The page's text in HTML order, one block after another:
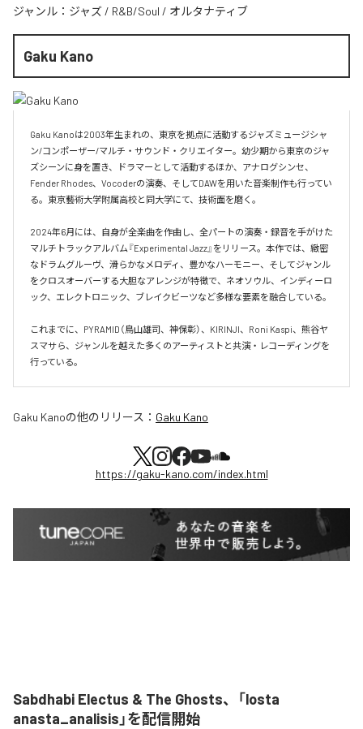
ジャンル： ジャズ / R&B/Soul / オルタナティブ
Gaku Kano
Gaku Kanoは2003年生まれの、東京を拠点に活動するジャズミュージシャ
ン/コンポーザー/マルチ・サウンド・クリエイター。幼少期から東京のジャ
ズシーンに身を置き、ドラマーとして活動するほか、アナログシンセ、
Fender Rhodes、Vocoderの演奏、そしてDAWを用いた音楽制作も行ってい
る。東京藝術大学附属高校と同大学にて、技術面を磨く。
2024年6月には、自身が全楽曲を作曲し、全パートの演奏・録音を手がけた
マルチトラックアルバム『Experimental Jazz』をリリース。本作では、緻密
なドラムグルーヴ、滑らかなメロディ、豊かなハーモニー、そしてジャンル
をクロスオーバーする大胆なアレンジが特徴で、ネオソウル、インディーロ
ック、エレクトロニック、ブレイクビーツなど多様な要素を融合している。
これまでに、PYRAMID（鳥山雄司、神保彰）、KIRINJI、Roni Kaspi、熊谷ヤ
スマサら、ジャンルを越えた多くのアーティストと共演・レコーディングを
行っている。
Gaku Kanoの他のリリース： Gaku Kano
https://gaku-kano.com/index.html
Sabdhabi Electus & The Ghosts、「losta
anasta_analisis」を配信開始